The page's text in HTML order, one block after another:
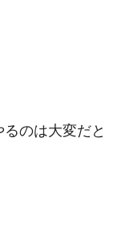
るのは大変だと